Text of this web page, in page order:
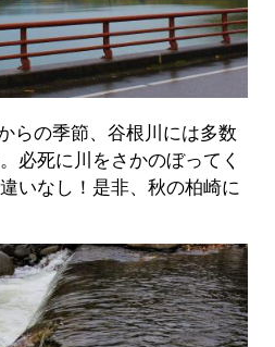
らの季節、谷根川には多数
必死に川をさかのぼってく
いなし！是非、秋の柏崎に